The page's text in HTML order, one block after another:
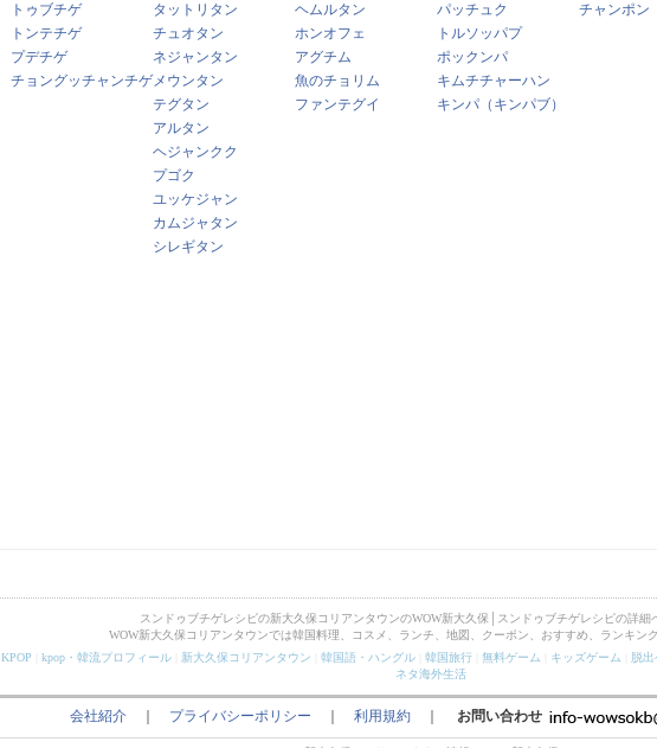
トゥブチゲ
トンテチゲ
プデチゲ
チョングッチャンチゲ
タットリタン
チュオタン
ネジャンタン
メウンタン
テグタン
アルタン
ヘジャンクク
プゴク
ユッケジャン
カムジャタン
シレギタン
ヘムルタン
ホンオフェ
アグチム
魚のチョリム
ファンテグイ
パッチュク
トルソッパプ
ポックンパ
キムチチャーハン
キンパ（キンパブ）
チャンポン
スンドゥブチゲレシピの新大久保コリアンタウンのWOW新大久保│スンドゥブチゲレシピの詳細
WOW新大久保コリアンタウンでは韓国料理、コスメ、ランチ、地図、クーポン、おすすめ、ランキン
KPOP kpop・韓流プロフィール 新大久保コリアンタウン 韓国語・ハングル 韓国旅行 無料ゲーム キッズゲーム 脱
ネタ海外生活
会社紹介 プライバシーポリシー 利用規約 お問い合わせ